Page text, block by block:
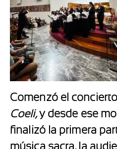
Comenzó el
Coeli,y desde ese
finalizó la primera
música sacra, la